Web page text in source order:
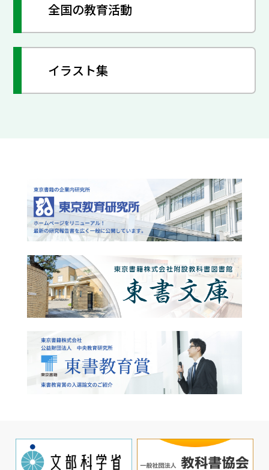
全国の教育活動
イラスト集